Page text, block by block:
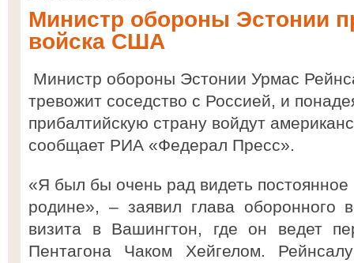
Министр обороны Эстонии
войска США
Министр обороны Эстонии Урмас
тревожит соседство с Россией, и
прибалтийскую страну войдут
сообщает РИА «Федерал Пресс».
«Я был бы очень рад видеть
родине», – заявил глава оборонного
визита в Вашингтон, где он ведет
Пентагона Чаком Хейгелом.